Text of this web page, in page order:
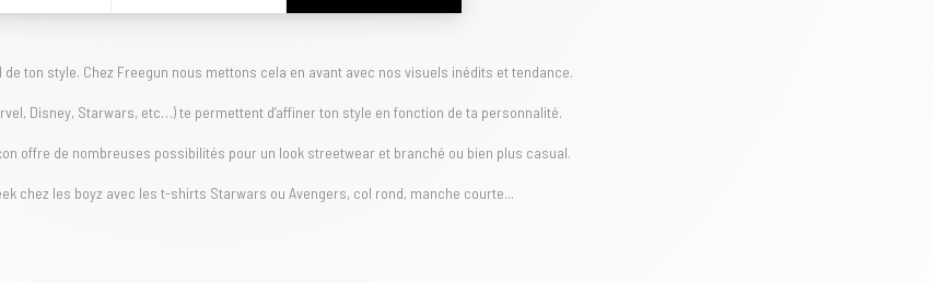
ton style. Chez Freegun nous mettons cela en avant avec nos visuels inédits et tendance.
Disney, Starwars, etc…) te permettent d’affiner ton style en fonction de ta personnalité.
offre de nombreuses possibilités pour un look streetwear et branché ou bien plus casual.
chez les boyz avec les t-shirts Starwars ou Avengers, col rond, manche courte...